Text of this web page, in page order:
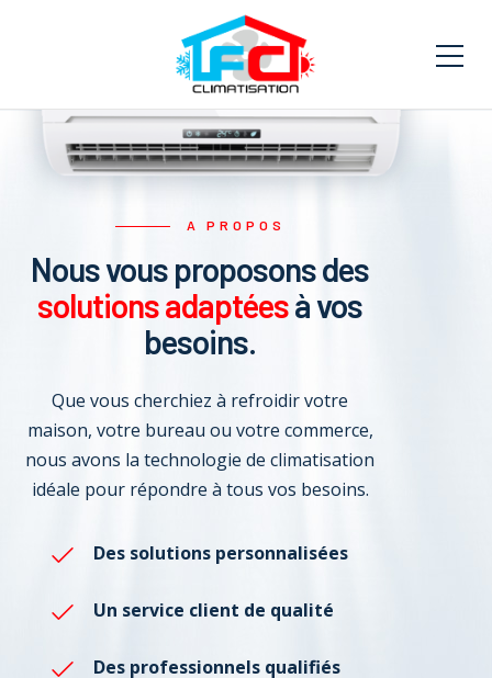
A PROPOS
Nous vous proposons des
solutions adaptéesà vos
besoins.
Que vous cherchiez à refroidir votre
maison, votre bureau ou votre commerce,
nous avons la technologie de climatisation
idéale pour répondre à tous vos besoins.
Des solutions personnalisées
Un service client de qualité
Des professionnels qualifiés